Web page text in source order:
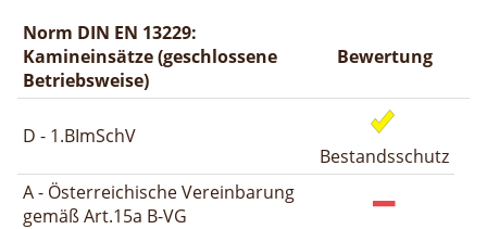
Norm DIN EN 13229:
Kamineinsätze (geschlossene
Betriebsweise)
Bewertung
D - 1.BImSchV
Bestandsschutz
A - Österreichische Vereinbarung
gemäß Art.15a B-VG